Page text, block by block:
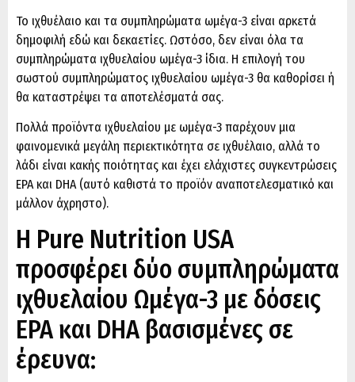
Το ιχθυέλαιο και τα συμπληρώματα ωμέγα-3 είναι αρκετά
δημοφιλή εδώ και δεκαετίες. Ωστόσο, δεν είναι όλα τα
συμπληρώματα ιχθυελαίου ωμέγα-3 ίδια. Η επιλογή του
σωστού συμπληρώματος ιχθυελαίου ωμέγα-3 θα καθορίσει ή
θα καταστρέψει τα αποτελέσματά σας.
Πολλά προϊόντα ιχθυελαίου με ωμέγα-3 παρέχουν μια
φαινομενικά μεγάλη περιεκτικότητα σε ιχθυέλαιο, αλλά το
λάδι είναι κακής ποιότητας και έχει ελάχιστες συγκεντρώσεις
EPA και DHA (αυτό καθιστά το προϊόν αναποτελεσματικό και
μάλλον άχρηστο).
Η Pure Nutrition USA
προσφέρει δύο συμπληρώματα
ιχθυελαίου Ωμέγα-3 με δόσεις
EPA και DHA βασισμένες σε
έρευνα: